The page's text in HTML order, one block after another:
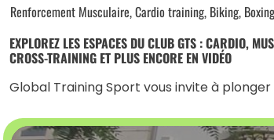
EXPLOREZ LES ESPACES DU CLUB GTS : CARDIO,
CROSS-TRAINING ET PLUS ENCORE EN VIDÉO
Renforcement Musculaire, Cardio training, Biking,
Global Training Sport vous invite à